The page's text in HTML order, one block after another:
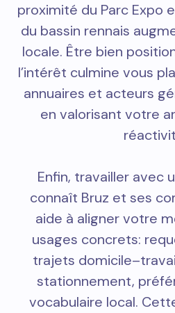
proximité du Parc Expo
du bassin rennais
locale. Être bien
l’intérêt culmine vous
annuaires et acteurs
en valorisant votre
Enfin, travailler avec
connaît Bruz et ses
aide à aligner votre
usages concrets:
trajets
stationnement,
vocabulaire local.